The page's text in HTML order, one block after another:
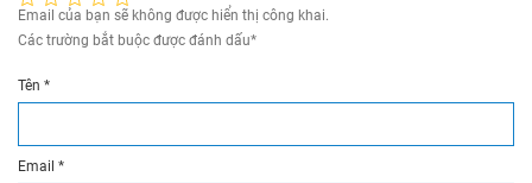
Email của bạn sẽ không được hiển thị công khai.
Các trường bắt buộc được đánh dấu*
Tên *
Email *